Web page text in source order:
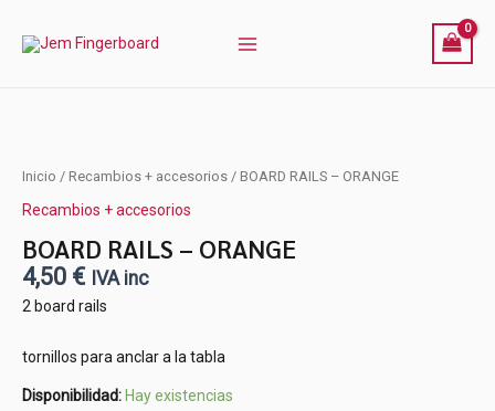
contenido
Inicio / Recambios + accesorios / BOARD RAILS – ORANGE
Recambios + accesorios
BOARD RAILS – ORANGE
4,50 € IVA inc
2 board rails
tornillos para anclar a la tabla
Disponibilidad: Hay existencias
BOARD
-
ORANGE
cantidad
cantidad